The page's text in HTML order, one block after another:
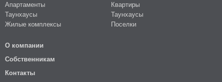
Апартаменты
Таунхаусы
Жилые комплексы
Квартиры
Таунхаусы
Поселки
О компании
Собственникам
Контакты